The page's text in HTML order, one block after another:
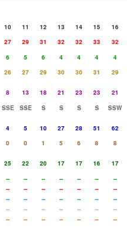
10 11 12 13 14 15
16
27 29 31 32 32 33
32
6 5 6 4 4 4
4
26 27 29 30 30 31
29
8 13 18 21 23 23
21
SSE SSE S S S S
SSW
4 5 10 27 28 51
62
0 0 1 5 6 8
8
25 22 20 17 17 16
17
-- -- -- -- -- --
--
-- -- -- -- -- --
--
-- -- -- -- -- --
--
-- -- -- -- -- --
--
-- -- -- -- -- -- --